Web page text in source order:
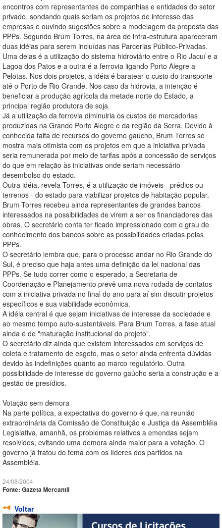
encontros com representantes de companhias e entidades do setor
privado, sondando quais seriam os projetos de interesse das
empresas e ouvindo sugestões sobre a modelagem da proposta das
PPPs. Segundo Brum Torres, na área de infra-estrutura apareceram
duas idéias para serem incluídas nas Parcerias Público-Privadas.
Uma delas é a utilização do sistema hidroviário entre o Rio Jacuí e a
Lagoa dos Patos e a outra é a ferrovia ligando Porto Alegre a
Pelotas. Nos dois projetos, a idéia é baratear o custo do transporte
até o Porto de Rio Grande. Nos caso da hidrovia, a intenção é
beneficiar a produção agrícola da metade norte do Estado, a
principal região produtora de soja.
Já a utilização da ferrovia diminuiria os custos de mercadorias
produzidas na Grande Porto Alegre e da região da Serra. Devido à
conhecida falta de recursos do governo gaúcho, Brum Torres se
mostra mais otimista com os projetos em que a iniciativa privada
seria remunerada por meio de tarifas após a concessão de serviços
do que em relação às iniciativas onde seriam necessário
desembolso do estado.
Outra idéia, revela Torres, é a utilização de imóveis - prédios ou
terrenos - do estado para viabilizar projetos de habitação popular.
Brum Torres recebeu ainda representantes de grandes bancos
interessados na possibilidades de virem a ser os financiadores das
obras. O secretário conta ter ficado impressionado com o grau de
conhecimento dos bancos sobre as possibilidades criadas pelas
PPPs.
O secretário lembra que, para o processo andar no Rio Grande do
Sul, é preciso que haja antes uma definição da lei nacional das
PPPs. Se tudo correr como o esperado, a Secretaria de
Coordenação e Planejamento prevê uma nova rodada de contatos
com a iniciativa privada no final do ano para aí sim discutir projetos
específicos e sua viabilidade econômica.
A idéia central é que sejam iniciativas de interesse da sociedade e
ao mesmo tempo auto-sustentáveis. Para Brum Torres, a fase atual
ainda é de "maturação institucional do projeto".
O secretário diz ainda que existem interessados em serviços de
coleta e tratamento de esgoto, mas o setor ainda enfrenta dúvidas
devido às indefinições quanto ao marco regulatório. Outra
possibilidade de interesse do governo gaúcho seria a construção e a
gestão de presídios.
Votação sem demora
Na parte política, a expectativa do governo é que, na reunião
extraordinária da Comissão de Constituição e Justiça da Assembléia
Legislativa, amanhã, os problemas relativos a emendas sejam
resolvidos, evitando uma demora ainda maior para a votação. O
governo já tratou do tema com os líderes dos partidos na
Assembléia.
24/08/2004
Fonte: Gazeta Mercantil
Voltar